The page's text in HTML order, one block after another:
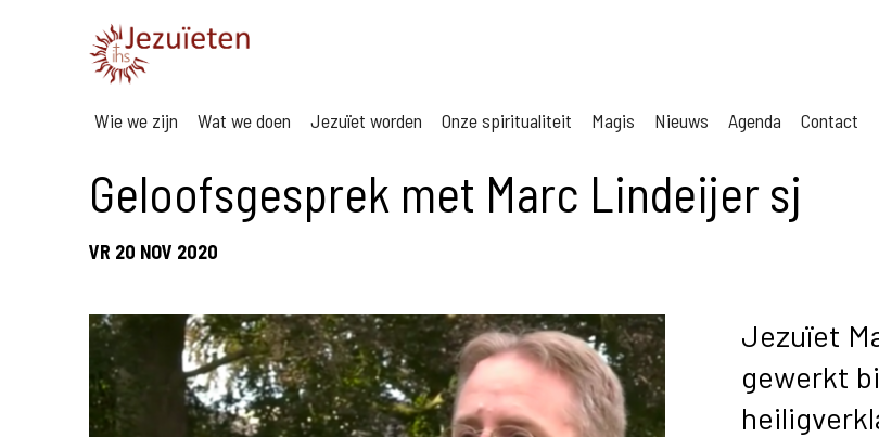
Wie we zijn Wat we doen Jezuïet worden Onze spiritualiteit Magis Nieuws Agenda Contact
Geloofsgesprek met Marc Lindeijer sj
VR 20 NOV 2020
Jezuïet
gewerkt